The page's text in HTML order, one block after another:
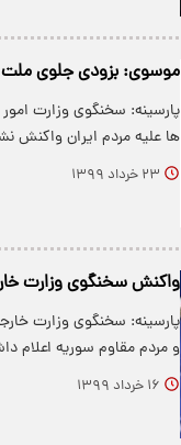
موسوی: بزودی جلوی ملت
پارسینه: سخنگوی وزارت امور
ها علیه مردم ایران واکنش
۲۳ خرداد ۱۳۹۹
واکنش سخنگوی وزارت
پارسینه: سخنگوی وزارت
و مردم مقاوم سوریه اعلام
۱۶ خرداد ۱۳۹۹